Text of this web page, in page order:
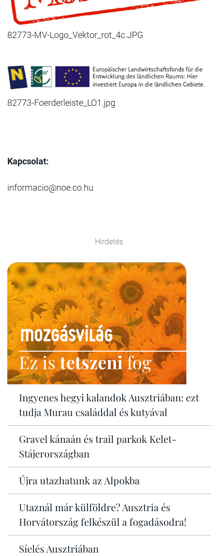
82773-MV-Logo_Vektor_rot_4c.JPG
82773-Foerderleiste_LO1.jpg
Kapcsolat:
informacio@noe.co.hu
Hirdetés
Ez istetszenifog
Ingyenes hegyi kalandok Ausztriában: ezt
tudja Murau családdal és kutyával
Gravel kánaán és trail parkok Kelet-
Stájerországban
Újra utazhatunk az Alpokba
Utaznál már külföldre? Ausztria és
Horvátország felkészül a fogadásodra!
Síelés Ausztriában